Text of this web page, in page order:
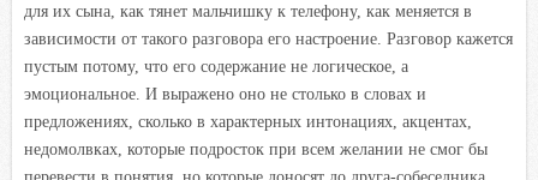
для их сына, как тянет мальчишку к телефону, как меняется в
зависимости от такого разговора его настроение. Разговор кажется
пустым потому, что его содержание не логическое, а
эмоциональное. И выражено оно не столько в словах и
предложениях, сколько в характерных интонациях, акцентах,
недомолвках, которые подросток при всем желании не смог бы